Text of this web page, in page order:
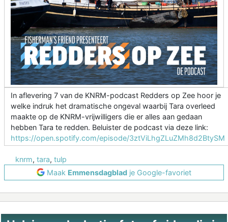
In aflevering 7 van de KNRM-podcast Redders op Zee hoor je
welke indruk het dramatische ongeval waarbij Tara overleed
maakte op de KNRM-vrijwilligers die er alles aan gedaan
hebben Tara te redden. Beluister de podcast via deze link:
https://open.spotify.com/episode/3ztViLhgZLuZMh8d2BtySM
knrm, tara, tulp
Maak Emmensdagblad je Google-favoriet